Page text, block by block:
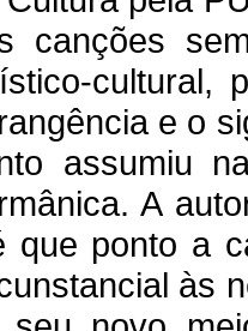
canções
cultural,
e o
assumiu
A
que ponto a
às